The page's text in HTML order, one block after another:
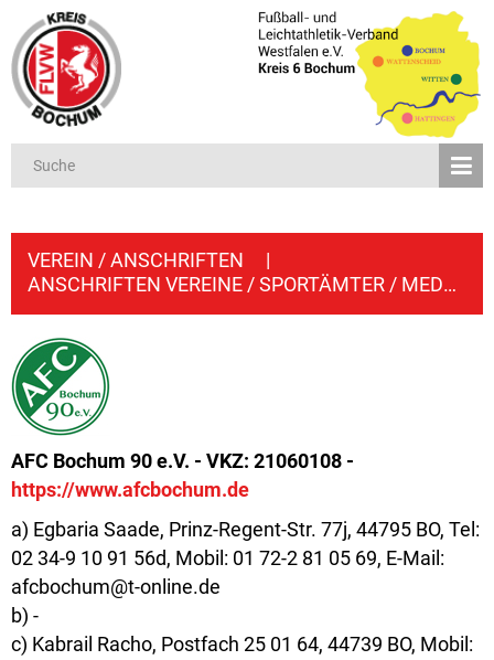
VEREIN / ANSCHRIFTEN
|
ANSCHRIFTEN VEREINE / SPORTÄMTER / MEDIEN
AFC Bochum 90 e.V. - VKZ: 21060108 -
https://www.afcbochum.de
a) Egbaria Saade, Prinz-Regent-Str. 77j, 44795 BO, Tel:
02 34-9 10 91 56d, Mobil: 01 72-2 81 05 69, E-Mail:
afcbochum@t-online.de
b) -
c) Kabrail Racho, Postfach 25 01 64, 44739 BO, Mobil: